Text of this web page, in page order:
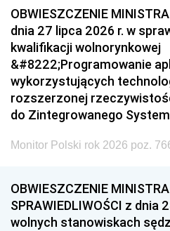
OBWIESZCZENIE
dnia 27 lipca 2026 r. w
kwalifikacji wolnorynkowej
&#8222;Programowanie
wykorzystujących
rozszerzonej
do Zintegrowanego
Monitor Polski rok 2026 poz.
OBWIESZCZENIE MINISTRA
SPRAWIEDLIWOŚCI z dnia
wolnych stanowiskach